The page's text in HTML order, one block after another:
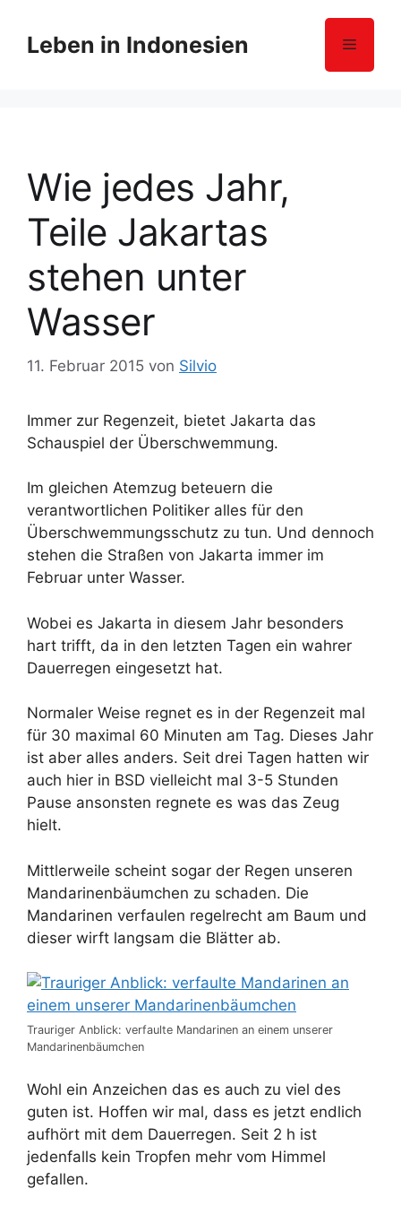
Leben in Indonesien Menü
Wie jedes Jahr,
Teile Jakartas
stehen unter
Wasser
11. Februar 2015 von Silvio
Immer zur Regenzeit, bietet Jakarta das
Schauspiel der Überschwemmung.
Im gleichen Atemzug beteuern die
verantwortlichen Politiker alles für den
Überschwemmungsschutz zu tun. Und dennoch
stehen die Straßen von Jakarta immer im
Februar unter Wasser.
Wobei es Jakarta in diesem Jahr besonders
hart trifft, da in den letzten Tagen ein wahrer
Dauerregen eingesetzt hat.
Normaler Weise regnet es in der Regenzeit mal
für 30 maximal 60 Minuten am Tag. Dieses Jahr
ist aber alles anders. Seit drei Tagen hatten wir
auch hier in BSD vielleicht mal 3-5 Stunden
Pause ansonsten regnete es was das Zeug
hielt.
Mittlerweile scheint sogar der Regen unseren
Mandarinenbäumchen zu schaden. Die
Mandarinen verfaulen regelrecht am Baum und
dieser wirft langsam die Blätter ab.
Trauriger Anblick: verfaulte Mandarinen an einem unserer
Mandarinenbäumchen
Wohl ein Anzeichen das es auch zu viel des
guten ist. Hoffen wir mal, dass es jetzt endlich
aufhört mit dem Dauerregen. Seit 2 h ist
jedenfalls kein Tropfen mehr vom Himmel
gefallen.